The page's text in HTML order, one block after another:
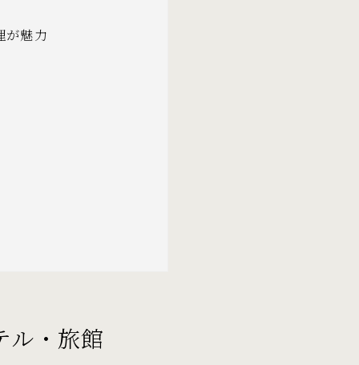
が魅力
ル・旅館